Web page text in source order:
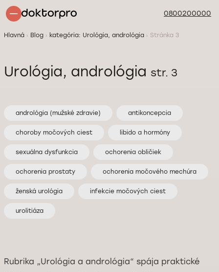
0800200000
Hlavná Blog kategória: Urológia, andrológia Stránka 3
Urológia, andrológia str. 3
andrológia (mužské zdravie) antikoncepcia
choroby močových ciest libido a hormóny
sexuálna dysfunkcia ochorenia obličiek
ochorenia prostaty ochorenia močového mechúra
ženská urológia infekcie močových ciest
urolitiáza
Rubrika „Urológia a andrológia“ spája praktické